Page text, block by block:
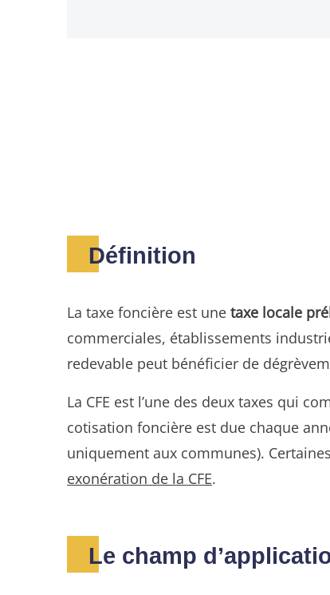
Définition
La taxe foncière est une taxe locale
commerciales, établissements
redevable peut bénéficier de
La CFE est l’une des deux taxes qui
cotisation foncière est due chaque
uniquement aux communes).
exonération de la CFE.
Le champ